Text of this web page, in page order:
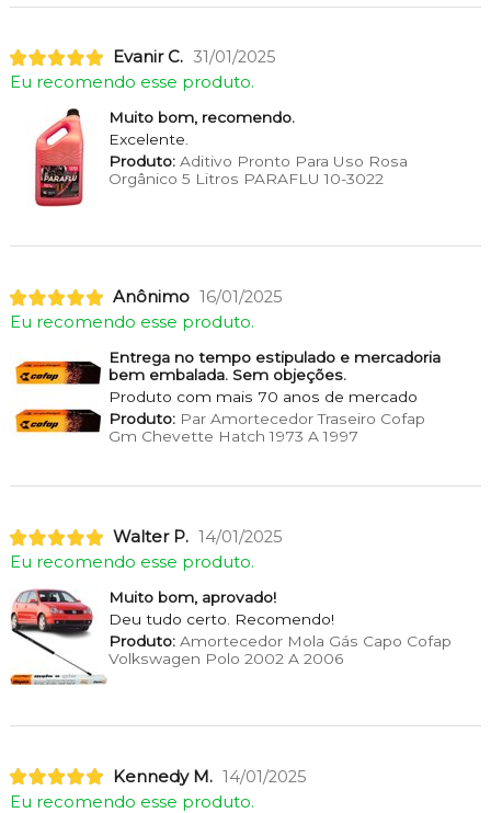
Evanir C. 31/01/2025
Eu recomendo esse produto.
Muito bom, recomendo.
Excelente.
Produto:Aditivo Pronto Para Uso Rosa
Orgânico 5 Litros PARAFLU 10-3022
Anônimo 16/01/2025
Eu recomendo esse produto.
Entrega no tempo estipulado e mercadoria
bem embalada. Sem objeções.
Produto com mais 70 anos de mercado
Produto:Par Amortecedor Traseiro Cofap
Gm Chevette Hatch 1973 A 1997
Walter P. 14/01/2025
Eu recomendo esse produto.
Muito bom, aprovado!
Deu tudo certo. Recomendo!
Produto:Amortecedor Mola Gás Capo Cofap
Volkswagen Polo 2002 A 2006
Kennedy M. 14/01/2025
Eu recomendo esse produto.